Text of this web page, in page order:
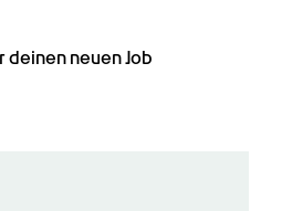
neuen Job